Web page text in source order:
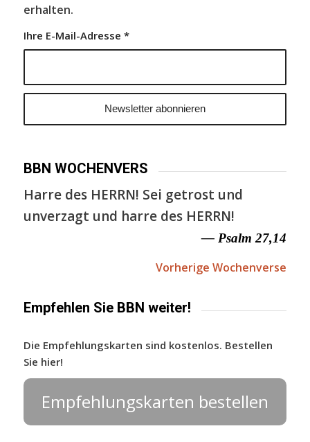
erhalten.
Ihre E-Mail-Adresse *
BBN WOCHENVERS
Harre des HERRN! Sei getrost und
unverzagt und harre des HERRN!
— Psalm 27,14
Vorherige Wochenverse
Empfehlen Sie BBN weiter!
Die Empfehlungskarten sind kostenlos. Bestellen
Sie hier!
Empfehlungskarten bestellen